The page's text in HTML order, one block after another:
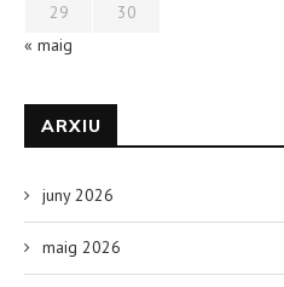
29
30
« maig
ARXIU
juny 2026
maig 2026